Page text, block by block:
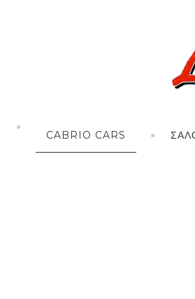
CABRIO CARS